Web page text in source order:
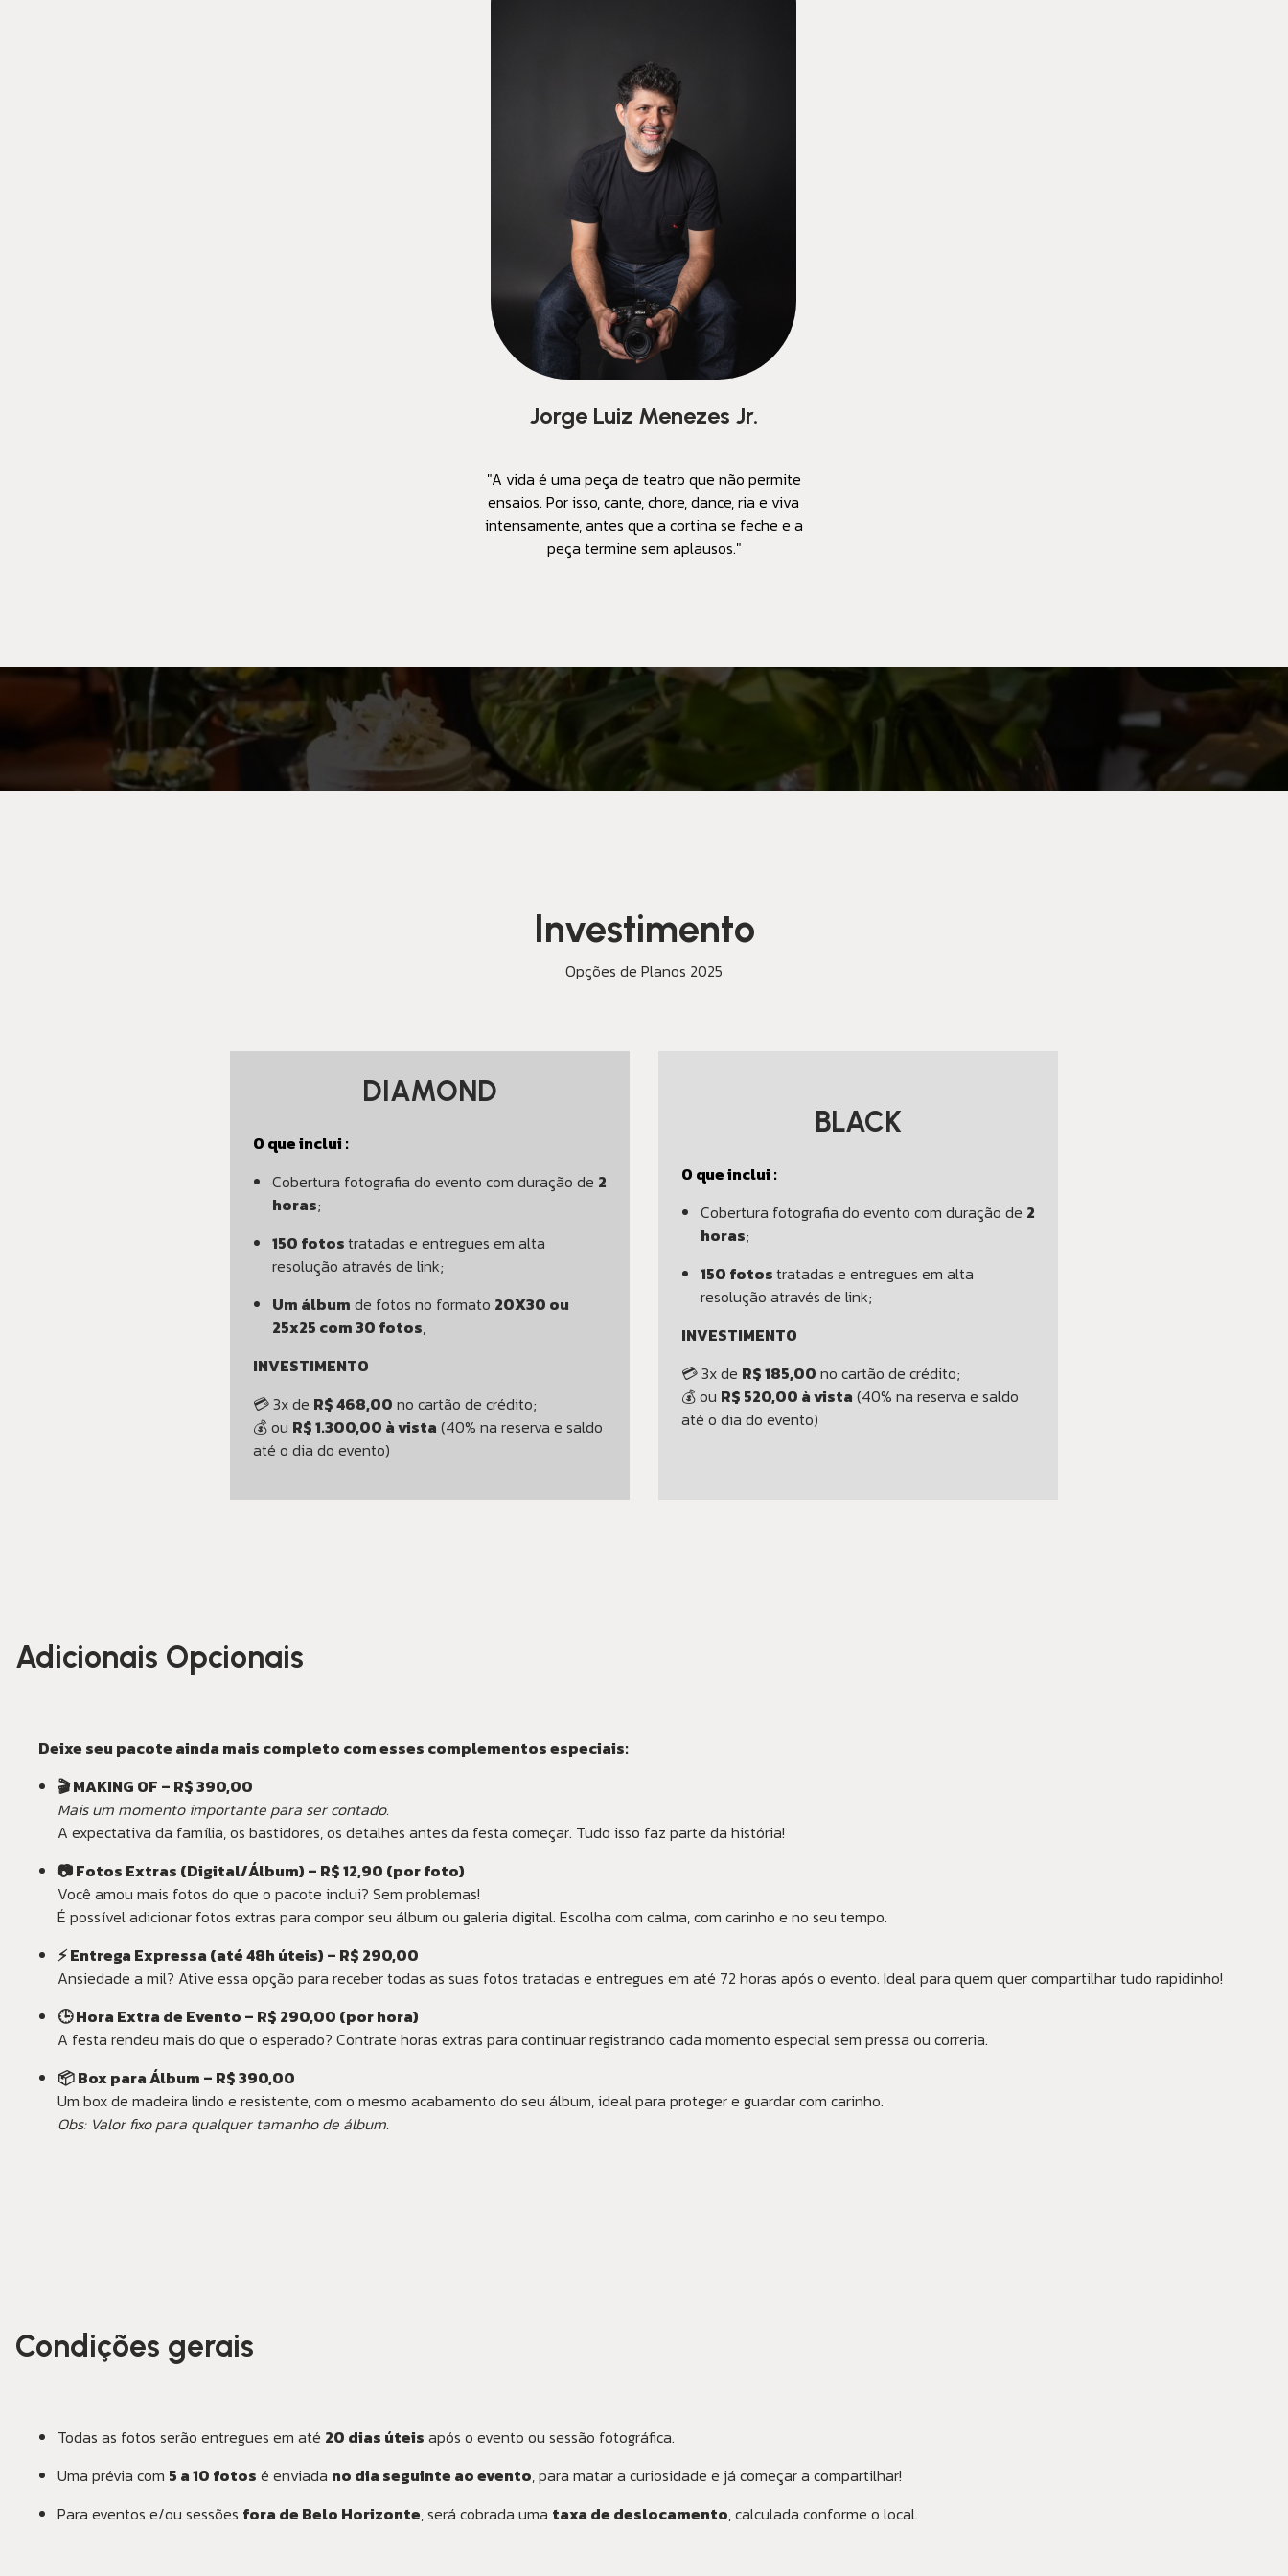
Jorge Luiz Menezes Jr.
"A vida é uma peça de teatro que não permite
ensaios. Por isso, cante, chore, dance, ria e viva
intensamente, antes que a cortina se feche e a
peça termine sem aplausos."
Investimento
Opções de Planos 2025
DIAMOND
O que inclui :
Cobertura fotografia do evento com duração de 2
horas;
150 fotostratadas e entregues em alta
resolução através de link;
Um álbum de fotos no formato 20X30 ou
25x25 com 30 fotos,
INVESTIMENTO
💳 3x de R$ 468,00 no cartão de crédito;
💰 ou R$ 1.300,00 à vista (40% na reserva e saldo
até o dia do evento)
BLACK
O que inclui :
Cobertura fotografia do evento com duração de 2
horas;
150 fotostratadas e entregues em alta
resolução através de link;
INVESTIMENTO
💳 3x de R$ 185,00 no cartão de crédito;
💰 ou R$ 520,00 à vista (40% na reserva e saldo
até o dia do evento)
Adicionais Opcionais
Deixe seu pacote ainda mais completo com esses complementos especiais:
🎬 MAKING OF – R$ 390,00
Mais um momento importante para ser contado.
A expectativa da família, os bastidores, os detalhes antes da festa começar. Tudo isso faz parte da história!
📷 Fotos Extras (Digital/Álbum) – R$ 12,90 (por foto)
Você amou mais fotos do que o pacote inclui? Sem problemas!
É possível adicionar fotos extras para compor seu álbum ou galeria digital. Escolha com calma, com carinho e no seu tempo.
⚡ Entrega Expressa (até 48h úteis) – R$ 290,00
Ansiedade a mil? Ative essa opção para receber todas as suas fotos tratadas e entregues em até 72 horas após o evento. Ideal para quem quer compartilhar tudo rapidinho!
🕒 Hora Extra de Evento – R$ 290,00 (por hora)
A festa rendeu mais do que o esperado? Contrate horas extras para continuar registrando cada momento especial sem pressa ou correria.
📦 Box para Álbum – R$ 390,00
Um box de madeira lindo e resistente, com o mesmo acabamento do seu álbum, ideal para proteger e guardar com carinho.
Obs: Valor fixo para qualquer tamanho de álbum.
Condições gerais
Todas as fotos serão entregues em até 20 dias úteis após o evento ou sessão fotográfica.
Uma prévia com 5 a 10 fotos é enviada no dia seguinte ao evento, para matar a curiosidade e já começar a compartilhar!
Para eventos e/ou sessões fora de Belo Horizonte, será cobrada uma taxa de deslocamento, calculada conforme o local.